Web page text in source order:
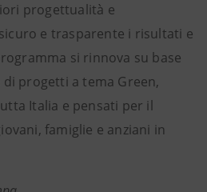
progettualità e
e trasparente i risultati e
si rinnova su base
progetti a tema Green,
Italia e pensati per il
famiglie e anziani in